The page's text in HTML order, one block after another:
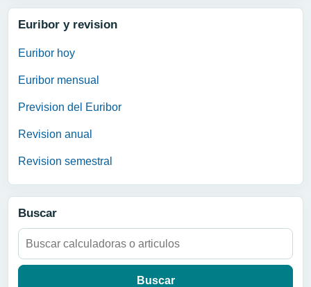
Euribor y revision
Euribor hoy
Euribor mensual
Prevision del Euribor
Revision anual
Revision semestral
Buscar
Buscar: